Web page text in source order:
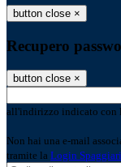
button close ×
Recupero
button close ×
all'indirizzo indicato con
Non hai una e-mail
tramite la Login Spaggiari